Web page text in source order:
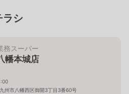
ラシ
務スーパー
幡本城店
州市八幡西区御開3丁目3番60号